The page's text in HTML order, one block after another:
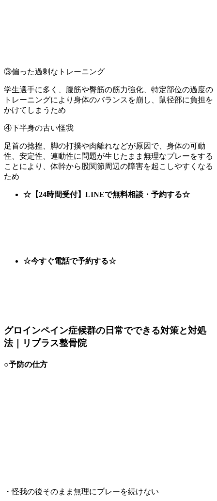
③偏った過剰なトレーニング
学生選手に多く、腹筋や臀筋の筋力強化、特定部位の過度の
トレーニングにより身体のバランスを崩し、鼠径部に負担を
かけてしまうため
④下半身の古い怪我
足首の捻挫、脚の打撲や肉離れなどが原因で、身体の可動
性、安定性、連動性に問題が生じたまま無理なプレーをする
ことにより、体幹から股関節周辺の障害を起こしやすくなる
ため
☆【24時間受付】LINEで無料相談・予約する☆
☆今すぐ電話で予約する☆
グロインペイン症候群の日常でできる対策と対処
法｜リプラス整骨院
○予防の仕方
・怪我の後そのまま無理にプレーを続けない